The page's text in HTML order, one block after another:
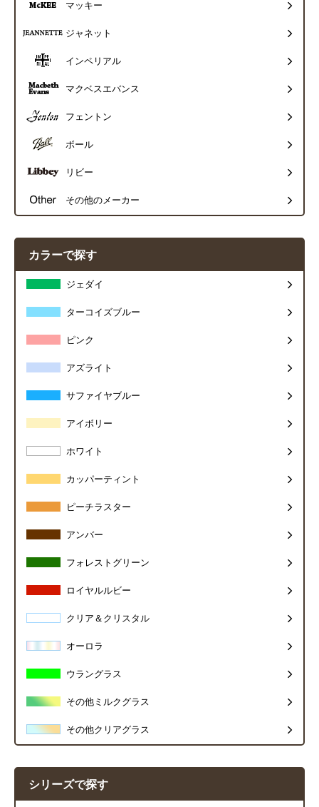
マッキー
ジャネット
インペリアル
マクベスエバンス
フェントン
ボール
リビー
その他のメーカー
カラーで探す
ジェダイ
ターコイズブルー
ピンク
アズライト
サファイヤブルー
アイボリー
ホワイト
カッパーティント
ピーチラスター
アンバー
フォレストグリーン
ロイヤルルビー
クリア＆クリスタル
オーロラ
ウラングラス
その他ミルクグラス
その他クリアグラス
シリーズで探す